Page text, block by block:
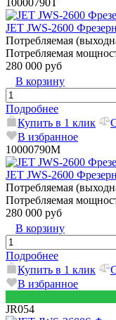
10000790T
JET JWS-2600
Потребляемая
Потребляемая
280 000 руб
В корзину
Подробнее
Купить в 1 клик
В избранное
10000790M
JET JWS-2600
Потребляемая
Потребляемая
280 000 руб
В корзину
Подробнее
Купить в 1 клик
В избранное
JR054